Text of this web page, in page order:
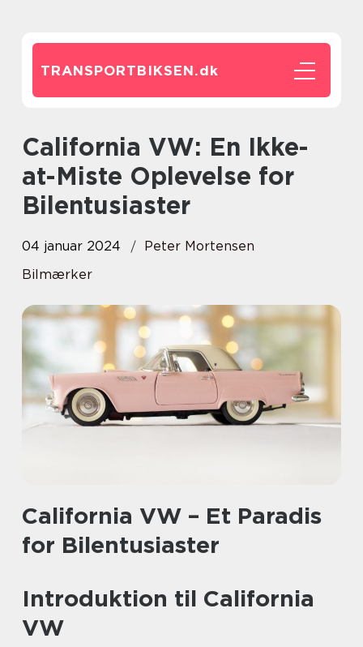
TRANSPORTBIKSEN.dk
California VW: En Ikke-
at-Miste Oplevelse for
Bilentusiaster
04 januar 2024
Peter Mortensen
Bilmærker
California VW – Et Paradis
for Bilentusiaster
Introduktion til California
VW